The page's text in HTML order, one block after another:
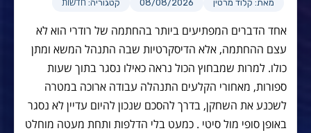
מאת: קלוד מרטין 08/08/2026 קטגוריה:
אחד הדברים המפתיעים ביותר בהחתמה של רודרי הוא לא
עצם ההחתמה, אלא הדיסקרטיות שבה התנהל המשא ומתן
כולו. למרות שמבחוץ הכול נראה כאילו נסגר בתוך שעות
ספורות, מאחורי הקלעים התנהלה עבודה ארוכה במטרה
לשכנע את השחקן, בדרך להסכם שנכון להיום עדיין לא נסגר
באופן סופי מול סיטי . כמעט בלי הדלפות ותחת מעטה מוחלט